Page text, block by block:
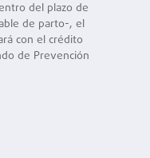
del plazo de
de parto-, el
con el crédito
de Prevención